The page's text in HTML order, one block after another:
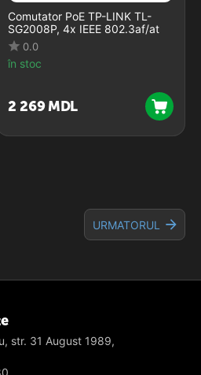
Comutator PoE TP-LINK TL-
SG2008P, 4x IEEE 802.3af/at
0.0
în stoc
2 269 MDL
URMATORUL
str. 31 August 1989,